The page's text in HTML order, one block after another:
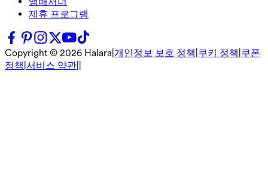
제휴 프로그램
Copyright © 2026 Halara 개인정보 보호 정책 쿠키 정책 쿠폰
정책 서비스 약관